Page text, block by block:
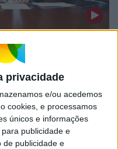
privacidade
e/ou acedemos
cookies, e processamos
únicos e informações
publicidade e
de publicidade e
Delgado é o
VISÃO
Impresa Publishing,
superior a 1,7
criado grupo Trust
da